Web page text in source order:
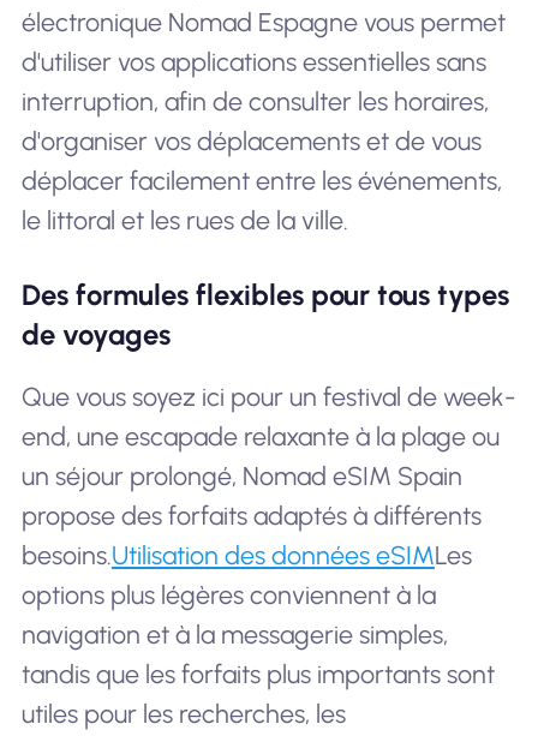
électronique Nomad Espagne vous permet
d'utiliser vos applications essentielles sans
interruption, afin de consulter les horaires,
d'organiser vos déplacements et de vous
déplacer facilement entre les événements,
le littoral et les rues de la ville.
Des formules flexibles pour tous types
de voyages
Que vous soyez ici pour un festival de week-
end, une escapade relaxante à la plage ou
un séjour prolongé, Nomad eSIM Spain
propose des forfaits adaptés à différents
besoins.Utilisation des données eSIMLes
options plus légères conviennent à la
navigation et à la messagerie simples,
tandis que les forfaits plus importants sont
utiles pour les recherches, les